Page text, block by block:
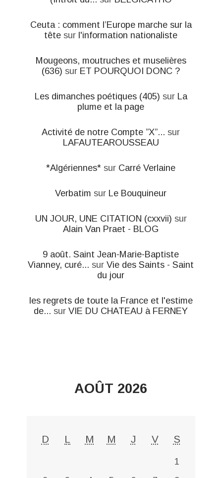
Ceuta : comment l’Europe marche sur la
tête sur l'information nationaliste
Mougeons, moutruches et muselières
(636) sur ET POURQUOI DONC ?
Les dimanches poétiques (405) sur La
plume et la page
Activité de notre Compte ”X”... sur
LAFAUTEAROUSSEAU
*Algériennes* sur Carré Verlaine
Verbatim sur Le Bouquineur
UN JOUR, UNE CITATION (cxxvii) sur
Alain Van Praet - BLOG
9 août. Saint Jean-Marie-Baptiste
Vianney, curé... surVie des Saints - Saint
du jour
les regrets de toute la France et l'estime
de... surVIE DU CHATEAU à FERNEY
AOÛT 2026
D L M M J V S
1